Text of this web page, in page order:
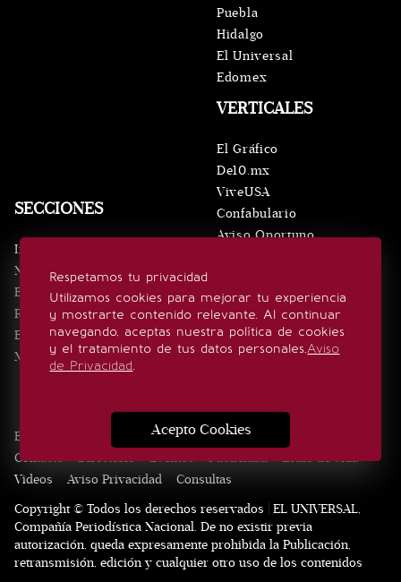
Respetamos tu privacidad
Utilizamos cookies para mejorar tu experiencia
y mostrarte contenido relevante. Al continuar
navegando, aceptas nuestra política de cookies
y el tratamiento de tus datos personales.Aviso
de Privacidad.
Acepto Cookies
SECCIONES
Inicio
Noticias
Eventos
Realeza
Estilo de vida
Minuto x Minuto
VERTICALES
El Gráfico
De10.mx
ViveUSA
Confabulario
Aviso Oportuno
Puebla
Hidalgo
El Universal
Edomex
SÍGUENOS
Edición Impresa Noticias Quiénes somos
Contacto
Directorio Eventos Publicidad
Estilo de vida
Videos
Aviso Privacidad
Consultas
Copyright © Todos los derechos reservados | EL UNIVERSAL,
Compañía Periodística Nacional. De no existir previa
autorización, queda expresamente prohibida la Publicación,
retransmisión, edición y cualquier otro uso de los contenidos